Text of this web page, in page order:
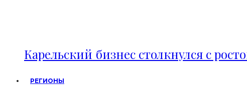
Карельский бизнес столкнулся с
РЕГИОНЫ